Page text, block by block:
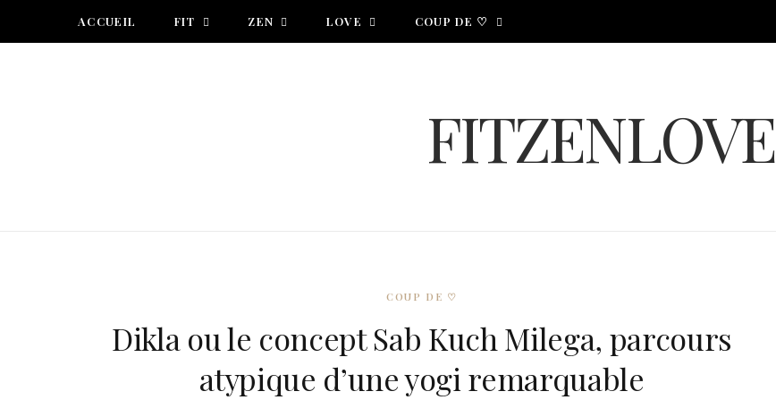
ACCUEIL FIT ZEN LOVE COUP DE ♡
FITZENLOVE
COUP DE ♡
Dikla ou le concept Sab Kuch Milega, parcours
atypique d’une yogi remarquable